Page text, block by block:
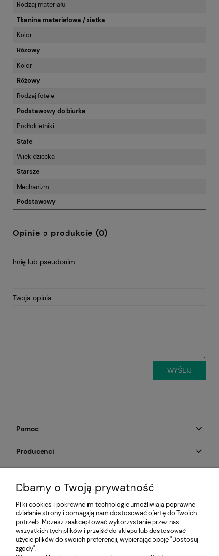
Rodzaj materiału
Tkanina materiałowa / siatka
Kolor
Różowy
Kolor
Różowy
Rodzaj fotele
Podstawowy do biurka
Podłokietniki
Stałe
Wiek dziecka
Starsze
Mechanizm
Podstawowy
Opinie o produkcie (0)
Imię lub pseudonim:
Twoja opinia:
WYŚLIJ
Pomoc
Producenci
Na skróty
Informacje
Dbamy o Twoją prywatność
Pliki cookies i pokrewne im technologie umożliwiają poprawne
działanie strony i pomagają nam dostosować ofertę do Twoich
potrzeb. Możesz zaakceptować wykorzystanie przez nas
wszystkich tych plików i przejść do sklepu lub dostosować
użycie plików do swoich preferencji, wybierając opcję "Dostosuj
zgody".